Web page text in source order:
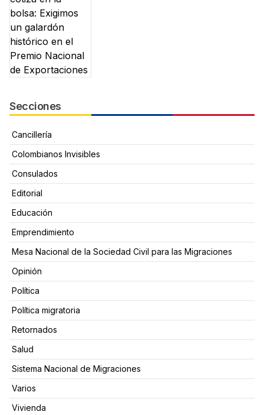
Secciones
Cancillería
Colombianos Invisibles
Consulados
Editorial
Educación
Emprendimiento
Mesa Nacional de la Sociedad Civil para las Migraciones
Opinión
Política
Política migratoria
Retornados
Salud
Sistema Nacional de Migraciones
Varios
Vivienda